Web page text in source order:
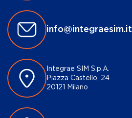
info@integraesim.it
Integrae SIM S.p.A.
Piazza Castello, 24
20121 Milano